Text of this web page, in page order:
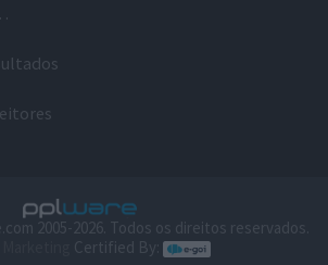
2005-2026. Todos os direitos reservados.
Certified By: